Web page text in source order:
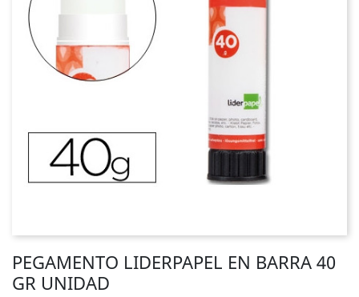
PEGAMENTO LIDERPAPEL EN BARRA 40
GR UNIDAD